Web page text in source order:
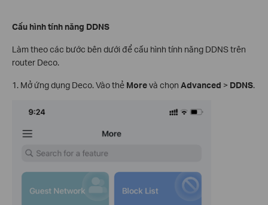
Cấu hình tính năng DDNS
Làm theo các bước bên dưới để cấu hình tính năng DDNS trên
router Deco.
1. Mở ứng dụng Deco. Vào thẻ Morevà chọn Advanced > DDNS.